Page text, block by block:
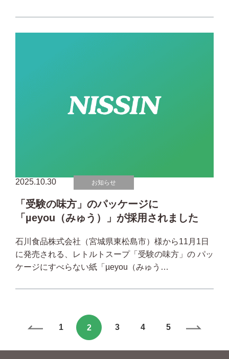
2025.10.30 お知らせ
「受験の味方」のパッケージに
「µeyou（みゅう）」が採用されました
石川食品株式会社（宮城県東松島市）様から11月1日
に発売される、レトルトスープ「受験の味方」の パッ
ケージにすべらない紙「µeyou（みゅう…
1 2 3 4 5